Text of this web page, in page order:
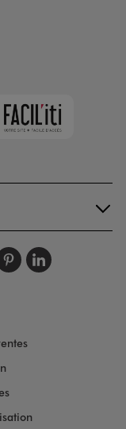
sursur
nousnous
Suivez-